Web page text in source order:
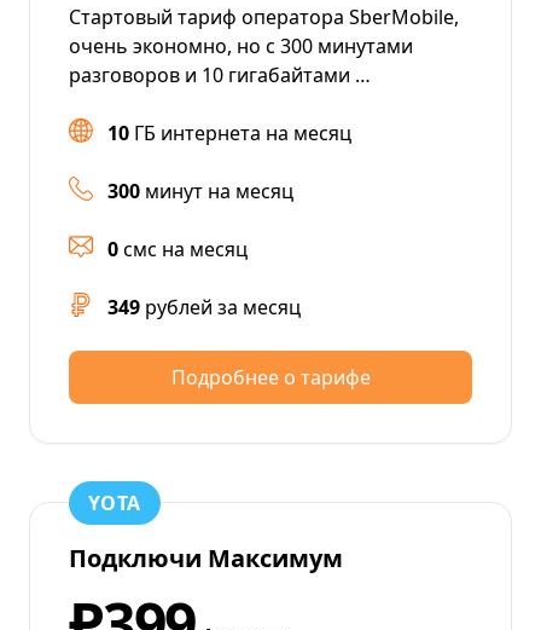
Стартовый тариф оператора SberMobile,
очень экономно, но с 300 минутами
разговоров и 10 гигабайтами …
10 ГБ интернета на месяц
300 минут на месяц
0смс на месяц
349 рублей за месяц
Подробнее о тарифе
YOTA
Подключи Максимум